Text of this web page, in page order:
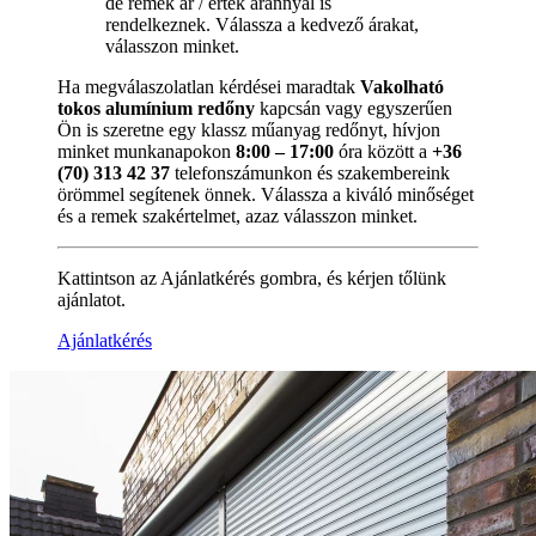
rendelkeznek. Válassza a kedvező árakat,
válasszon minket.
Ha megválaszolatlan kérdései maradtak Vakolható
tokos alumínium redőny kapcsán vagy egyszerűen
Ön is szeretne egy klassz műanyag redőnyt, hívjon
minket munkanapokon 8:00 – 17:00 óra között a +36
(70) 313 42 37 telefonszámunkon és szakembereink
örömmel segítenek önnek. Válassza a kiváló minőséget
és a remek szakértelmet, azaz válasszon minket.
Kattintson az Ajánlatkérés gombra, és kérjen tőlünk
ajánlatot.
Ajánlatkérés